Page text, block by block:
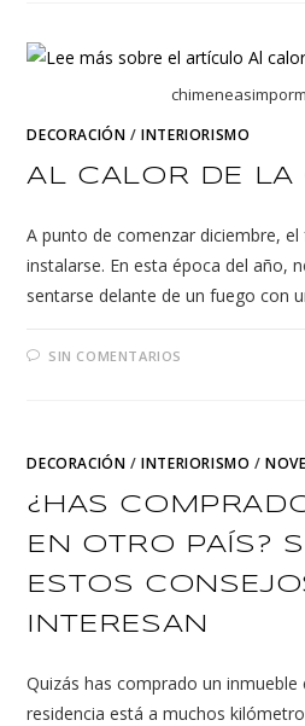
DECORACIÓN /INTERIORISMO
AL CALOR DE LA
A punto de comenzar diciembre,
instalarse. En esta época del año,
sentarse delante de un fuego con
SIN COMENTARIOS
DECORACIÓN /INTERIORISMO /
¿HAS
EN OTRO PAÍS?
ESTOS
INTERESAN
Quizás has comprado un
residencia está a muchos